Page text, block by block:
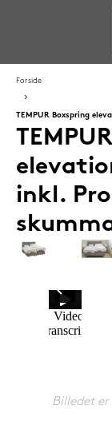
Forside
TEMPUR Boxspring
inkl.
Billedet er